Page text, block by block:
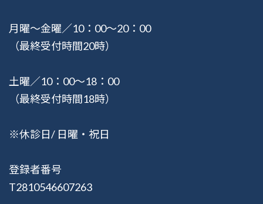
月曜〜金曜／10：00〜20：00
（最終受付時間20時）
土曜／10：00〜18：00
（最終受付時間18時）
※休診日/ 日曜・祝日
登録者番号
T2810546607263